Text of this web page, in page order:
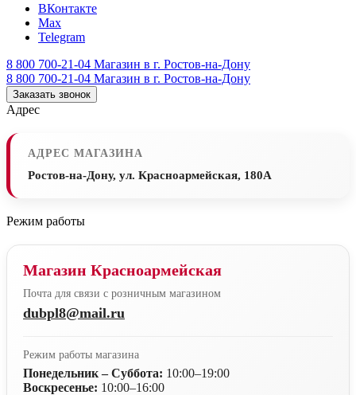
ВКонтакте
Max
Telegram
8 800 700-21-04 Магазин в г. Ростов-на-Дону
8 800 700-21-04 Магазин в г. Ростов-на-Дону
Заказать звонок
Адрес
АДРЕС МАГАЗИНА
Ростов-на-Дону, ул. Красноармейская, 180А
Режим работы
Магазин Красноармейская
Почта для связи с розничным магазином
dubpl8@mail.ru
Режим работы магазина
Понедельник – Суббота: 10:00–19:00
Воскресенье: 10:00–16:00